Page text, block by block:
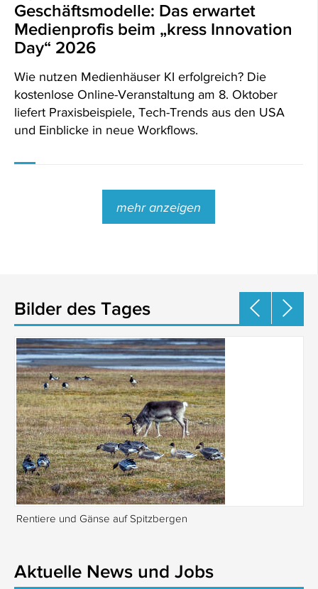
Geschäftsmodelle: Das erwartet
Medienprofis beim „kress Innovation
Day“ 2026
Wie nutzen Medienhäuser KI erfolgreich? Die
kostenlose Online-Veranstaltung am 8. Oktober
liefert Praxisbeispiele, Tech-Trends aus den USA
und Einblicke in neue Workflows.
mehr anzeigen
Bilder des Tages
Rentiere und Gänse auf Spitzbergen
Aktuelle News und Jobs